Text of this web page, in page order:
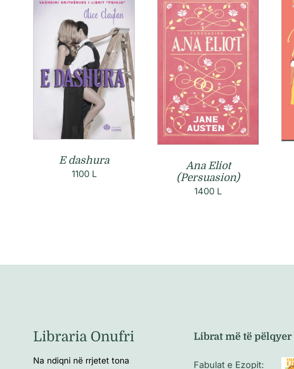
E dashura
1100 L
Ana Eliot
(Persuasion)
1400 L
Libraria Onufri
Na ndiqni në rrjetet tona
Librat më të pëlqyer
Fabulat e Ezopit: